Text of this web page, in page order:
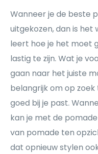
Wanneer je de beste
uitgekozen, dan is het
leert hoe je het moet
lastig te zijn. Wat je
gaan naar het juiste
belangrijk om op
goed bij je past.
kan je met de
van pomade ten
dat opnieuw stylen